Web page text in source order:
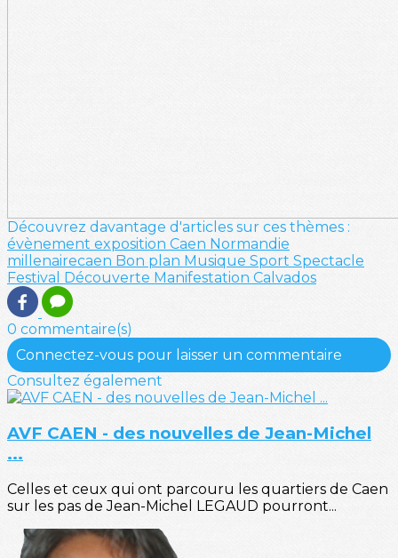
Découvrez davantage d'articles sur ces thèmes :
évènement exposition Caen Normandie
millenairecaen Bon plan Musique Sport Spectacle
Festival
Découverte Manifestation Calvados
0 commentaire(s)
Connectez-vous pour laisser un commentaire
Consultez également
AVF CAEN - des nouvelles de Jean-Michel
...
Celles et ceux qui ont parcouru les quartiers de Caen
sur les pas de Jean-Michel LEGAUD pourront...